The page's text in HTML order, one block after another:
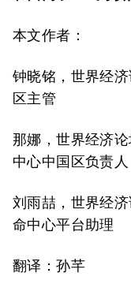
本文作者：
钟晓铭，世界经
区主管
那娜，世界经济
中心中国区负责人
刘雨喆，世界经
命中心平台助理
翻译：孙芊